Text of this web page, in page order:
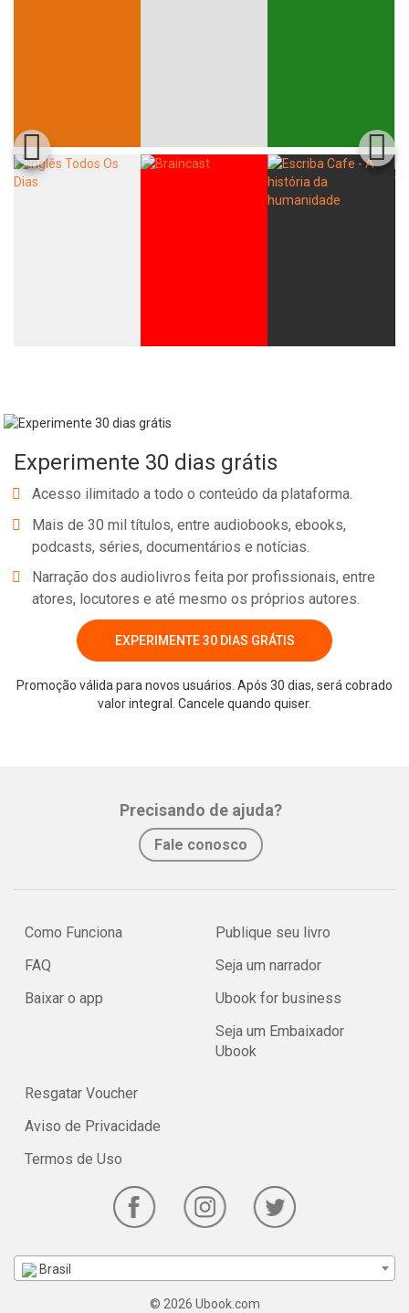
Experimente 30 dias grátis
Acesso ilimitado a todo o conteúdo da plataforma.
Mais de 30 mil títulos, entre audiobooks, ebooks,
podcasts, séries, documentários e notícias.
Narração dos audiolivros feita por profissionais, entre
atores, locutores e até mesmo os próprios autores.
EXPERIMENTE 30 DIAS GRÁTIS
Promoção válida para novos usuários. Após 30 dias, será cobrado
valor integral. Cancele quando quiser.
Precisando de ajuda?
Fale conosco
Como Funciona
FAQ
Baixar o app
Publique seu livro
Seja um narrador
Ubook for business
Seja um Embaixador
Ubook
Resgatar Voucher
Aviso de Privacidade
Termos de Uso
Brasil
© 2026 Ubook.com